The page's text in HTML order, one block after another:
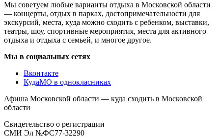
Мы советуем любые варианты отдыха в Московской области
— концерты, отдых в парках, достопримечательности для
экскурсий, места, куда можно сходить с ребенком, выставки,
театры, шоу, спортивные мероприятия, места для активного
отдыха и отдыха с семьей, и многое другое.
Мы в социальных сетях
Вконтакте
КудаМО в однокласниках
Афиша Московской области — куда сходить в Московской
области
Свидетельство о регистрации
СМИ Эл №ФС77-32290